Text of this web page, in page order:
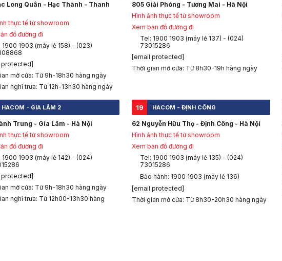
Long Quân - Hạc Thành - Thanh
thực tế từ showroom
đồ đường đi
1900 1903 (máy lẻ 158) - (023)
protected]
mở cửa: Từ 9h-18h30 hàng ngày
nghỉ trưa: Từ 12h-13h30 hàng ngày
805 Giải Phóng - Tương Mai - Hà Nội
Hình ảnh thực tế từ showroom
Xem bản đồ đường đi
Tel: 1900 1903 (máy lẻ 137) - (024)
73015286
[email protected]
Thời gian mở cửa: Từ 8h30-19h hàng ngày
HACOM - GIA LÂM 2
Trung - Gia Lâm - Hà Nội
thực tế từ showroom
đồ đường đi
1900 1903 (máy lẻ 142) - (024)
protected]
mở cửa: Từ 9h-18h30 hàng ngày
nghỉ trưa: Từ 12h00-13h30 hàng
19 HACOM - ĐỊNH CÔNG
62 Nguyễn Hữu Thọ - Định Công - Hà Nội
Hình ảnh thực tế từ showroom
Xem bản đồ đường đi
Tel: 1900 1903 (máy lẻ 135) - (024)
73015286
Bảo hành: 1900 1903 (máy lẻ 136)
[email protected]
Thời gian mở cửa: Từ 8h30-20h30 hàng ngày